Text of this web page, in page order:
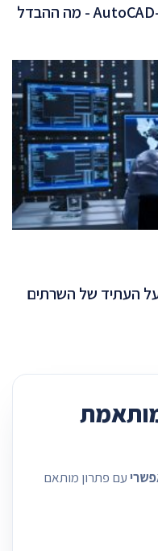
GPU בענן ל-AI מול GPU בענן ל-AutoCAD - מה ההבדל
העתיד של השרתים
עם פתרון מותאם